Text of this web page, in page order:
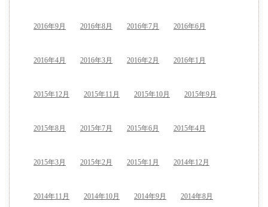
2016年9月 2016年8月 2016年7月 2016年6月
2016年4月 2016年3月 2016年2月 2016年1月
2015年12月 2015年11月 2015年10月 2015年9月
2015年8月 2015年7月 2015年6月 2015年4月
2015年3月 2015年2月 2015年1月 2014年12月
2014年11月 2014年10月 2014年9月 2014年8月